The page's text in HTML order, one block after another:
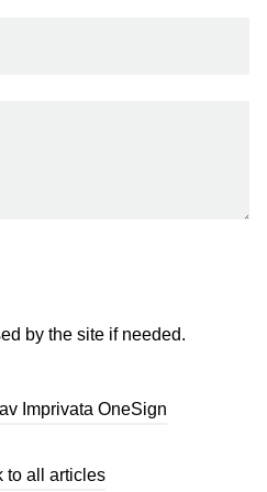
by the site if needed.
Imprivata OneSign
to all articles